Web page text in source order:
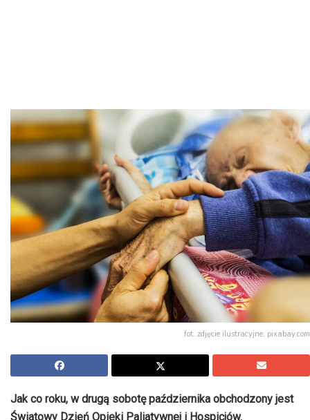
fot. zdjęcie ilustracyjne, pixabay.com
Jak co roku, w drugą sobotę października obchodzony jest
Światowy Dzień Opieki Paliatywnej i Hospicjów.